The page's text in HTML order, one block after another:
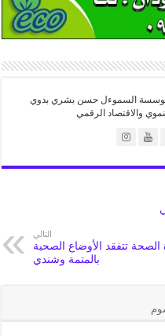
موسسة السموءل حسن بشري بدوي
والاقتصاد الرقمي
التالي
الصحة تتفقد الأوضاع الصحية
بالمتمة وشندي